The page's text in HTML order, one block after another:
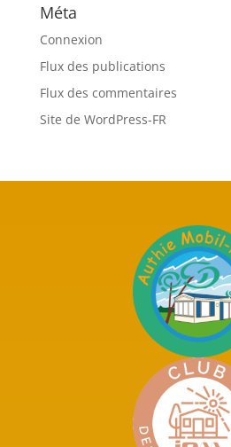
Méta
Connexion
Flux des publications
Flux des commentaires
Site de WordPress-FR